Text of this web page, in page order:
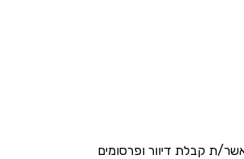
ת קבלת דיוור ופרסומים